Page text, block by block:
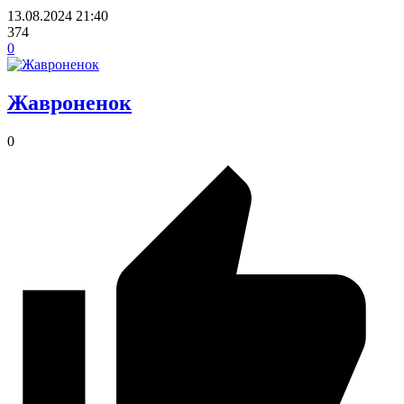
13.08.2024 21:40
374
0
Жавроненок
0